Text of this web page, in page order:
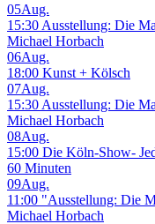
05Aug.
15:30 Ausstellung: Die
Michael Horbach
06Aug.
18:00 Kunst + Kölsch
07Aug.
15:30 Ausstellung: Die
Michael Horbach
08Aug.
15:00 Die Köln-Show-
60 Minuten
09Aug.
11:00 "Ausstellung: Die
Michael Horbach